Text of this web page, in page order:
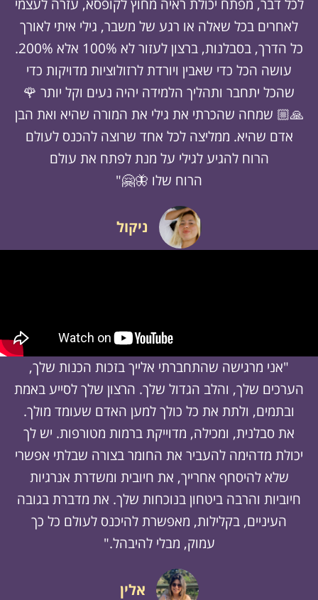
לכל דבר, מפתח יכולת ראיה מחוץ לקופסא, עזרה לעצמי
לאחרים בכל שאלה או רגע של משבר, גילי איתי לאורך
כל הדרך, בסבלנות, ברצון לעזור לא 100% אלא 200%.
עושה הכל כדי שאבין ויורדת לרזולוציות מדויקות כדי
שהכל יתחבר ותהליך הלמידה יהיה נעים וקל יותר 🌹
🙏🏼 שמחה שהכרתי את גילי את המורה שהיא ואת הבן
אדם שהיא. ממליצה לכל אחד שרוצה להכנס לעולם
הרוח להגיע לגילי על מנת לפתח את עולם
הרוח שלו 🦋🤗"
ניקול
"אני מרגישה שהתחברתי אלייך בזכות הכנות שלך,
הערכים שלך, והלב הגדול שלך. הרצון שלך לסייע באמת
ובתמים, ולתת את כל כולך למען האדם שעומד מולך.
את סבלנית, ומכילה, מדוייקת ברמות מטורפות. יש לך
יכולת מדהימה להעביר את החומר בצורה שבלתי אפשרי
שלא להיסחף אחרייך, את חיובית ומשדרת אנרגיות
חיוביות והרבה ביטחון בנוכחות שלך. את מדברת בגובה
העיניים, בקלילות, מאפשרת להיכנס לעולם כל כך
עמוק, מבלי להיבהל."
אלין